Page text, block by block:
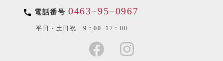
電話番号 0463−95−0967
平日・土日祝 9：00−17：00